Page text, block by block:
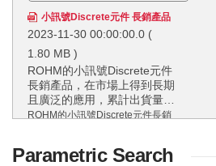
小訊號Discrete元件 長銷產品
2023-11-30 00:00:00.0 (
1.80 MB )
ROHM的小訊號Discrete元件
長銷產品，在市場上得到長期
且廣泛的應用，累計出貨量已
經超過600億個，擁有領先業
在生命週期長的應用中也可以
ROHM的小訊號Discrete元件長銷
個，擁有領先業界的供貨實績。
Parametric Search